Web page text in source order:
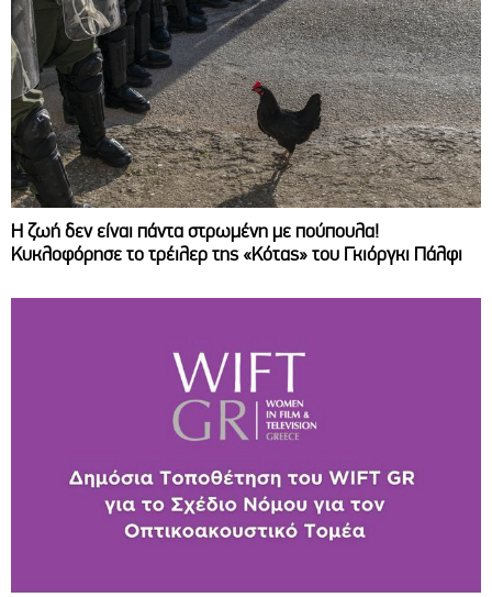
Η ζωή δεν είναι πάντα στρωμένη με πούπουλα!
Κυκλοφόρησε το τρέιλερ της «Κότας» του Γκιόργκι Πάλφι